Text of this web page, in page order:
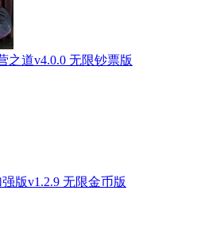
之道v4.0.0 无限钞票版
版v1.2.9 无限金币版